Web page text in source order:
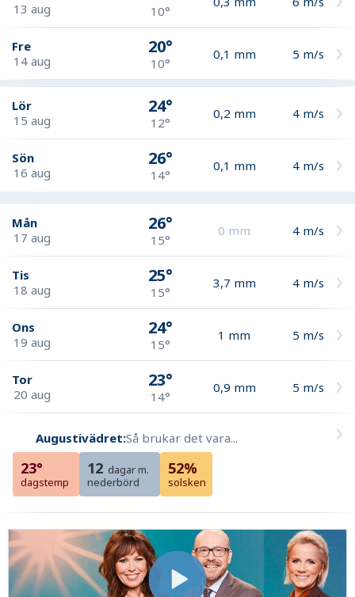
13 aug
10°
Fre
14 aug
20°
10°
0,1 mm 5 m/s
Lör
15 aug
24°
12°
0,2 mm 4 m/s
Sön
16 aug
26°
14°
0,1 mm 4 m/s
Mån
17 aug
26°
15°
0 mm 4 m/s
Tis
18 aug
25°
15°
3,7 mm 4 m/s
Ons
19 aug
24°
15°
1 mm 5 m/s
Tor
20 aug
23°
14°
0,9 mm 5 m/s
Augustivädret:Så brukar det vara...
23°
dagstemp
12 dagar m.
nederbörd
52%
solsken